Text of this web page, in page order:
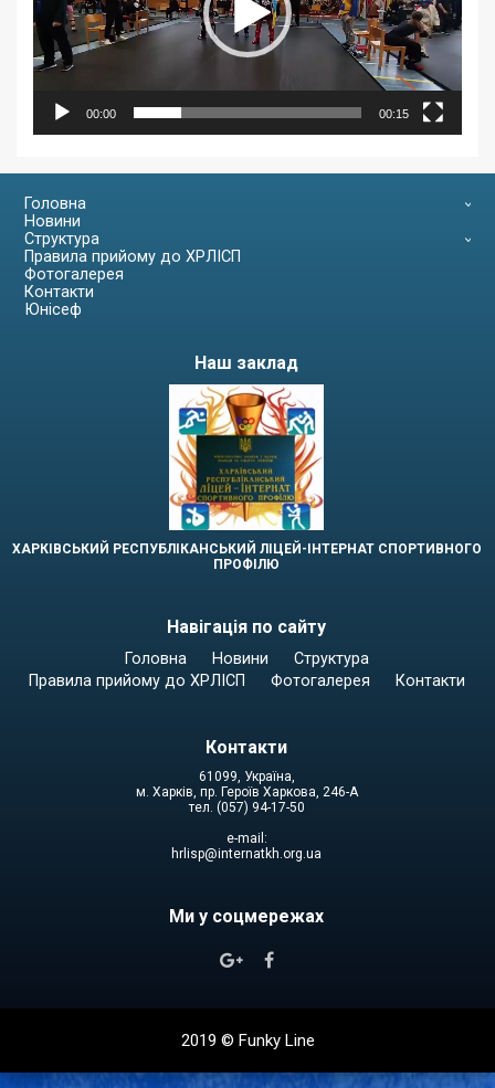
00:00 00:15
Головна
Новини
Структура
Правила прийому до ХРЛІСП
Фотогалерея
Контакти
Юнісеф
Наш заклад
ХАРКІВСЬКИЙ РЕСПУБЛІКАНСЬКИЙ ЛІЦЕЙ-ІНТЕРНАТ СПОРТИВНОГО
ПРОФІЛЮ
Навігація по сайту
Головна Новини
Структура
Правила прийому до ХРЛІСП
Фотогалерея Контакти
Контакти
61099, Україна,
м. Харків, пр. Героїв Харкова, 246-А
тел. (057) 94-17-50
e-mail:
hrlisp@internatkh.org.ua
Ми у соцмережах
 
2019 © Funky Line